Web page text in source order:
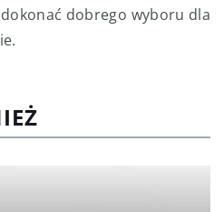
dobrego wyboru dla